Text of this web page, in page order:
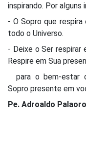
inspirando. Por alguns
- O Sopro que
todo o Universo.
- Deixe o Ser respirar
Respire em Sua
para o bem-estar
Sopro presente em
Pe. Adroaldo